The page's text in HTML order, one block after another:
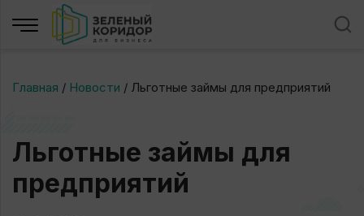
Главная / Новости / Льготные займы для предприятий
Льготные займы для
предприятий